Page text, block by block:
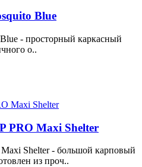
Blue
- просторный каркасный
о..
PRO Maxi Shelter
Shelter - большой карповый
из проч..